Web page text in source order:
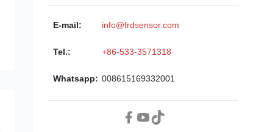
E-mail: info@frdsensor.com
Tel.: +86-533-3571318
Whatsapp: 008615169332001